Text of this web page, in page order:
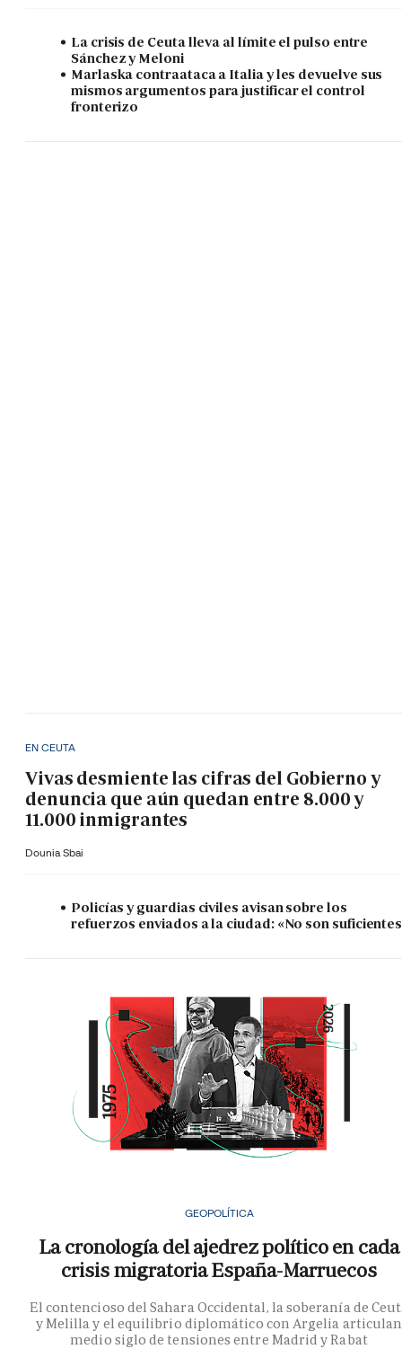
La crisis de Ceuta lleva al límite el pulso entre
Sánchez y Meloni
Marlaska contraataca a Italia y les devuelve sus
mismos argumentos para justificar el control
fronterizo
EN CEUTA
Vivas desmiente las cifras del Gobierno y
denuncia que aún quedan entre 8.000 y
11.000 inmigrantes
Dounia Sbai
Policías y guardias civiles avisan sobre los
refuerzos enviados a la ciudad: «No son
GEOPOLÍTICA
La cronología del ajedrez político en cada
crisis migratoria España-Marruecos
El contencioso del Sahara Occidental, la soberanía de
y Melilla y el equilibrio diplomático con Argelia articulan
medio siglo de tensiones entre Madrid y Rabat